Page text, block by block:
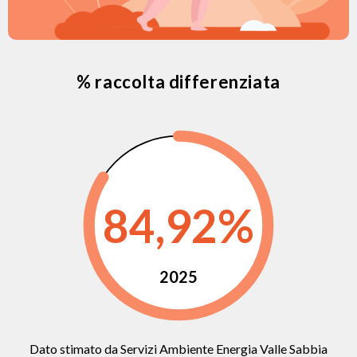
% raccolta differenziata
84,92%
2025
Dato stimato da Servizi Ambiente Energia Valle Sabbia